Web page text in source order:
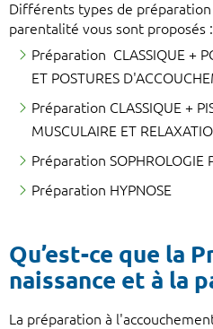
Différents types de préparation
parentalité vous sont proposés :
Préparation CLASSIQUE +
ET POSTURES
Préparation CLASSIQUE +
MUSCULAIRE ET
Préparation
Préparation HYPNOSE
Qu’est-ce que la
naissance et à la
La préparation à